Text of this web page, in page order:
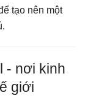
tạo nên một
- nơi kinh
giới